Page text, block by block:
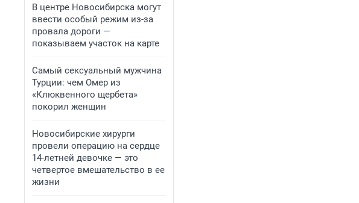
В центре Новосибирска могут
ввести особый режим из-за
провала дороги —
показываем участок на карте
Самый сексуальный мужчина
Турции: чем Омер из
«Клюквенного щербета»
покорил женщин
Новосибирские хирурги
провели операцию на сердце
14-летней девочке — это
четвертое вмешательство в ее
жизни